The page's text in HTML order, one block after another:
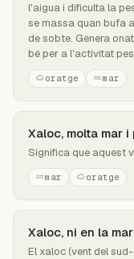
l'aigua i dificulta la
se massa quan bufa
de sobte. Genera
bé per a l'activitat
oratge mar
Xaloc, molta mar i
Significa que aquest
mar oratge
Xaloc, ni en la
El xaloc (vent del